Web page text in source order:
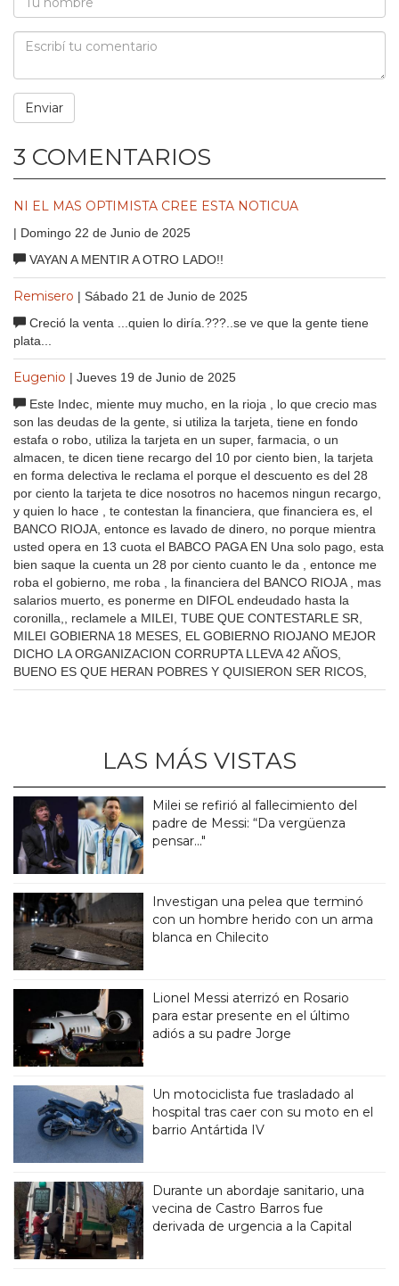
3 COMENTARIOS
NI EL MAS OPTIMISTA CREE ESTA NOTICUA
| Domingo 22 de Junio de 2025
VAYAN A MENTIR A OTRO LADO!!
Remisero | Sábado 21 de Junio de 2025
Creció la venta ...quien lo diría.???..se ve que la gente tiene
plata...
Eugenio | Jueves 19 de Junio de 2025
Este Indec, miente muy mucho, en la rioja , lo que crecio mas
son las deudas de la gente, si utiliza la tarjeta, tiene en fondo
estafa o robo, utiliza la tarjeta en un super, farmacia, o un
almacen, te dicen tiene recargo del 10 por ciento bien, la tarjeta
en forma delectiva le reclama el porque el descuento es del 28
por ciento la tarjeta te dice nosotros no hacemos ningun recargo,
y quien lo hace , te contestan la financiera, que financiera es, el
BANCO RIOJA, entonce es lavado de dinero, no porque mientra
usted opera en 13 cuota el BABCO PAGA EN Una solo pago, esta
bien saque la cuenta un 28 por ciento cuanto le da , entonce me
roba el gobierno, me roba , la financiera del BANCO RIOJA , mas
salarios muerto, es ponerme en DIFOL endeudado hasta la
coronilla,, reclamele a MILEI, TUBE QUE CONTESTARLE SR,
MILEI GOBIERNA 18 MESES, EL GOBIERNO RIOJANO MEJOR
DICHO LA ORGANIZACION CORRUPTA LLEVA 42 AÑOS,
BUENO ES QUE HERAN POBRES Y QUISIERON SER RICOS,
LAS MÁS VISTAS
Milei se refirió al fallecimiento del
padre de Messi: “Da vergüenza
pensar..."
Investigan una pelea que terminó
con un hombre herido con un arma
blanca en Chilecito
Lionel Messi aterrizó en Rosario
para estar presente en el último
adiós a su padre Jorge
Un motociclista fue trasladado al
hospital tras caer con su moto en el
barrio Antártida IV
Durante un abordaje sanitario, una
vecina de Castro Barros fue
derivada de urgencia a la Capital